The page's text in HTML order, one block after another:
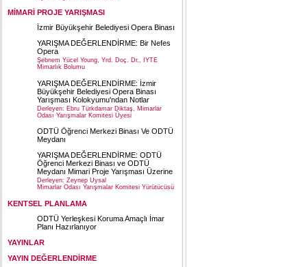
MİMARİ PROJE YARIŞMASI
İzmir Büyükşehir Belediyesi Opera Binası
YARIŞMA DEĞERLENDİRME: Bir Nefes
Opera
Şebnem Yücel Young, Yrd. Doç. Dr., IYTE
Mimarlık Bolumu
YARIŞMA DEĞERLENDİRME: İzmir
Büyükşehir Belediyesi Opera Binası
Yarışması Kolokyumu'ndan Notlar
Derleyen: Ebru Türkdamar Diktaş, Mimarlar
Odası Yarışmalar Komitesi Üyesi
ODTÜ Öğrenci Merkezi Binası Ve ODTÜ
Meydanı
YARIŞMA DEĞERLENDİRME: ODTÜ
Öğrenci Merkezi Binası ve ODTÜ
Meydanı Mimari Proje Yarışması Üzerine
Derleyen: Zeynep Uysal
Mimarlar Odası Yarışmalar Komitesi Yürütücüsü
KENTSEL PLANLAMA
ODTÜ Yerleşkesi Koruma Amaçlı İmar
Planı Hazırlanıyor
YAYINLAR
YAYIN DEĞERLENDİRME